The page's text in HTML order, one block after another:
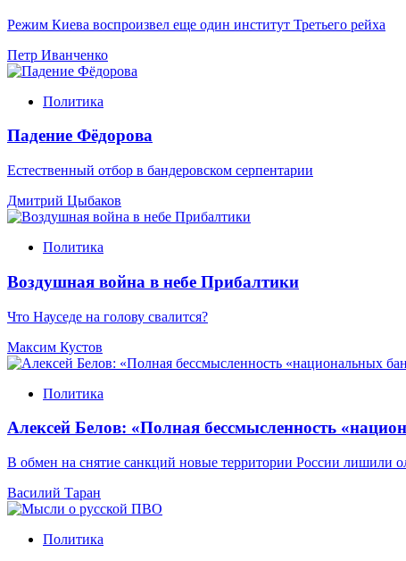
Режим Киева воспроизвел еще один институт Третьего рейха
Петр Иванченко
Политика
Падение Фёдорова
Естественный отбор в бандеровском серпентарии
Дмитрий Цыбаков
Политика
Воздушная война в небе Прибалтики
Что Науседе на голову свалится?
Максим Кустов
Политика
Алексей Белов: «Полная бессмысленность
В обмен на снятие санкций новые территории России лишили
Василий Таран
Политика